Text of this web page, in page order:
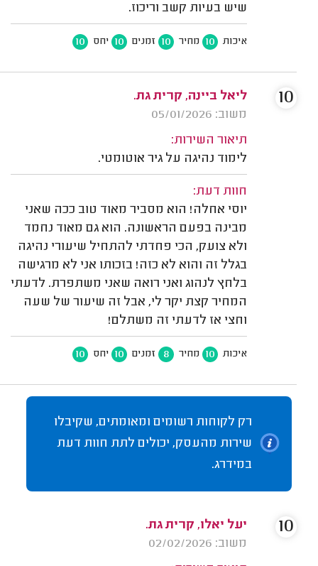
שיש בעיות קשב וריכוז.
איכות 10 מחיר 10 זמנים 10 יחס 10
ליאל ביינה, קרית גת.
משוב: 05/01/2026
תיאור השירות:
לימוד נהיגה על גיר אוטומטי.
חוות דעת:
יוסי אחלה! הוא מסביר מאוד טוב ככה שאני
מבינה בפעם הראשונה. הוא גם מאוד נחמד
ולא צועק, הכי פחדתי להתחיל שיעורי נהיגה
בגלל זה והוא לא כזה! בזכותו אני לא מרגישה
בלחץ לנהוג ואני רואה שאני משתפרת. לדעתי
המחיר קצת יקר לי, אבל זה שיעור של שעה
וחצי אז לדעתי זה משתלם!
איכות 10 מחיר 8 זמנים 10 יחס 10
10
רק לקוחות רשומים ומאומתים, שקיבלו
שירות מהעסק, יכולים לתת חוות דעת
במידרג.
יעל יאלו, קרית גת.
משוב: 02/02/2026
10